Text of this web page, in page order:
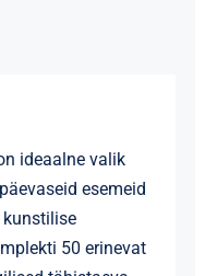
ideaalne valik
esemeid
50 erinevat